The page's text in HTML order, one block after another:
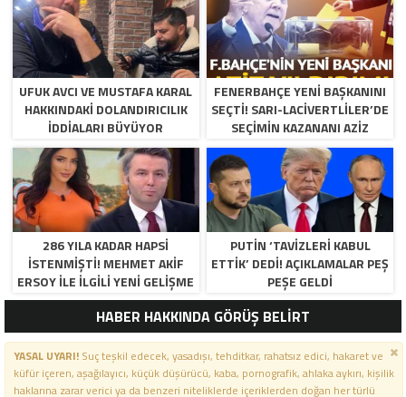
UFUK AVCI VE MUSTAFA KARAL
HAKKINDAKI DOLANDIRICILIK
İDDIALARI BÜYÜYOR
FENERBAHÇE YENI BAŞKANINI
SEÇTI! SARI-LACIVERTLILER’DE
SEÇIMIN KAZANANI AZIZ
YILDIRIM OLDU
286 YILA KADAR HAPSI
ISTENMIŞTI! MEHMET AKIF
ERSOY ILE ILGILI YENI GELIŞME
PUTIN ‘TAVIZLERI KABUL
ETTIK’ DEDI! AÇIKLAMALAR PEŞ
PEŞE GELDI
HABER HAKKINDA GÖRÜŞ BELİRT
YASAL UYARI!Suç teşkil edecek, yasadışı, tehditkar, rahatsız edici, hakaret ve
küfür içeren, aşağılayıcı, küçük düşürücü, kaba, pornografik, ahlaka aykırı, kişilik
haklarına zarar verici ya da benzeri niteliklerde içeriklerden doğan her türlü